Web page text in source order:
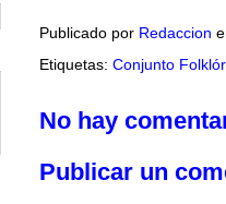
Publicado por Redaccion
Etiquetas: Conjunto
No hay
Publicar un